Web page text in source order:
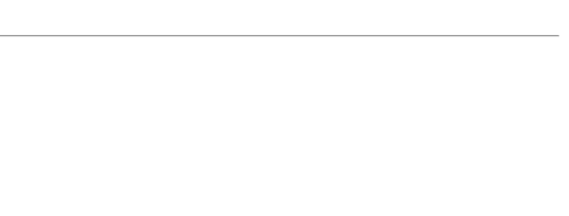
990 Ft.